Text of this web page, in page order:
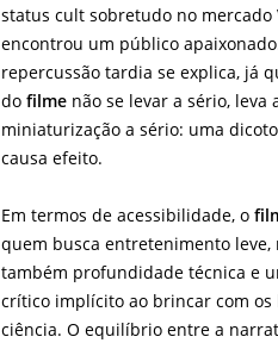
status cult sobretudo no mercado
encontrou um público
repercussão tardia se explica, já
dofilme não se levar a sério, leva
miniaturização a sério: uma
causa efeito.
Em termos de acessibilidade, o
quem busca entretenimento leve,
também profundidade técnica e
crítico implícito ao brincar com os
ciência. O equilíbrio entre a